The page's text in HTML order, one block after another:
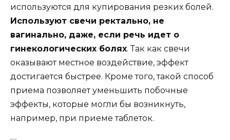
используются для купирования резких болей.
Используют свечи ректально, не
вагинально, даже, если речь идет о
гинекологических болях. Так как свечи
оказывают местное воздействие, эффект
достигается быстрее. Кроме того, такой способ
приема позволяет уменьшить побочные
эффекты, которые могли бы возникнуть,
например, при приеме таблеток.